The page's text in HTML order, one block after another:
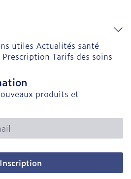
utiles Actualités santé
Prescription Tarifs des soins
produits et
Inscription